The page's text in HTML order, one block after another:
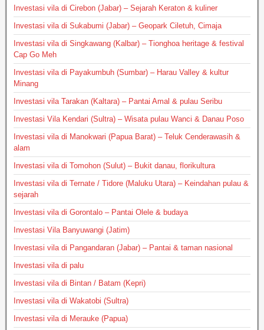
Investasi vila di Cirebon (Jabar) – Sejarah Keraton & kuliner
Investasi vila di Sukabumi (Jabar) – Geopark Ciletuh, Cimaja
Investasi vila di Singkawang (Kalbar) – Tionghoa heritage & festival
Cap Go Meh
Investasi vila di Payakumbuh (Sumbar) – Harau Valley & kultur
Minang
Investasi vila Tarakan (Kaltara) – Pantai Amal & pulau Seribu
Investasi Vila Kendari (Sultra) – Wisata pulau Wanci & Danau Poso
Investasi vila di Manokwari (Papua Barat) – Teluk Cenderawasih &
alam
Investasi vila di Tomohon (Sulut) – Bukit danau, florikultura
Investasi vila di Ternate / Tidore (Maluku Utara) – Keindahan pulau &
sejarah
Investasi vila di Gorontalo – Pantai Olele & budaya
Investasi Vila Banyuwangi (Jatim)
Investasi vila di Pangandaran (Jabar) – Pantai & taman nasional
Investasi vila di palu
Investasi vila di Bintan / Batam (Kepri)
Investasi vila di Wakatobi (Sultra)
Investasi vila di Merauke (Papua)